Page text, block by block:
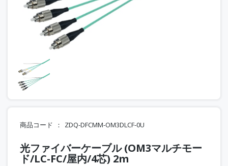
商品コード ZDQ-DFCMM-OM3DLCF-0U
光ファイバーケーブル (OM3マルチモー
ド/LC-FC/屋内/4芯) 2m